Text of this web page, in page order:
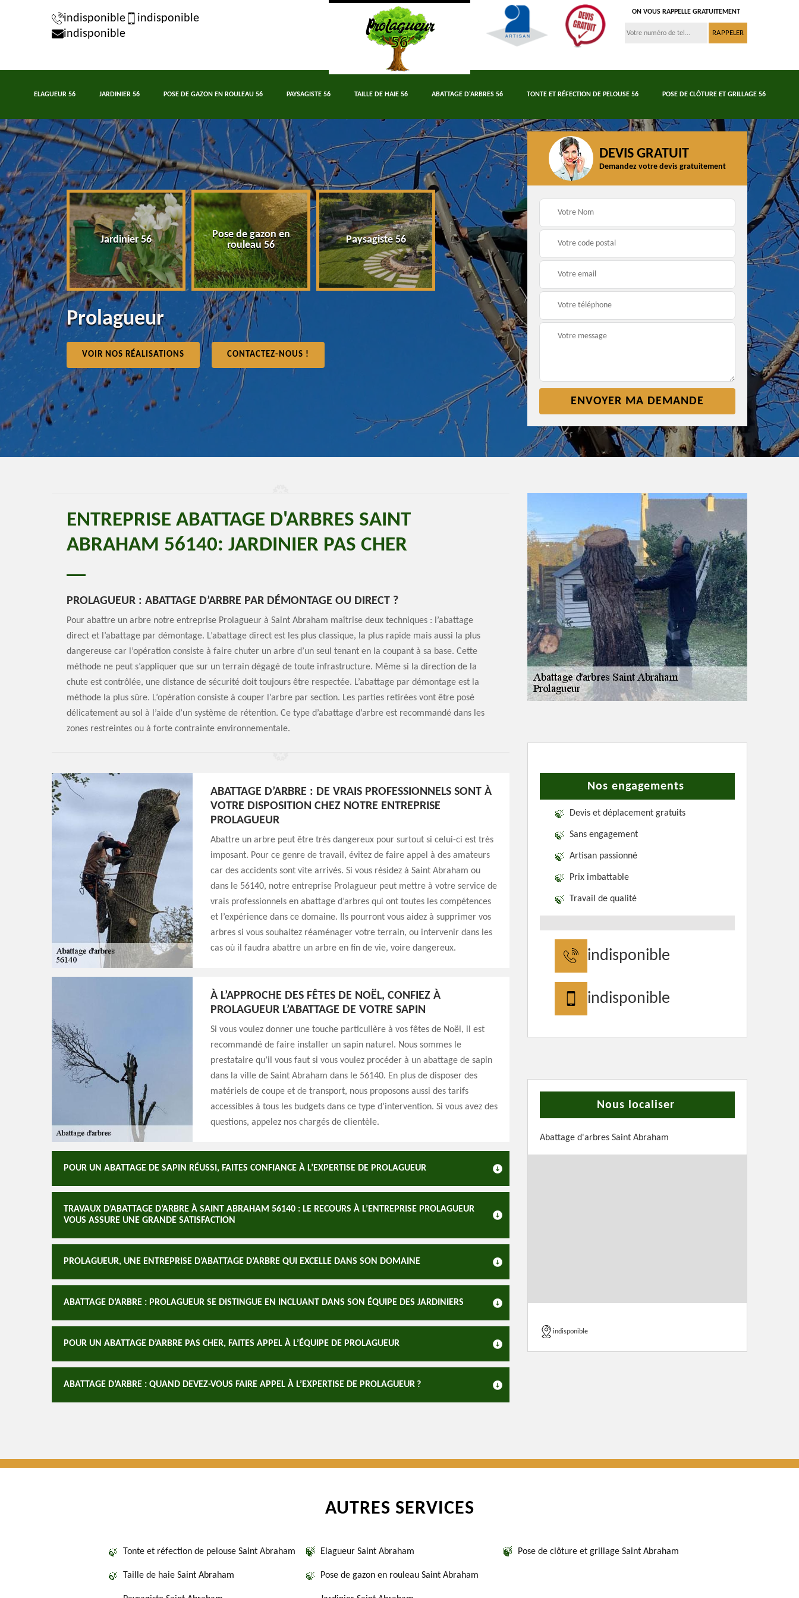
indisponible
indisponible
indisponible
ON VOUS RAPPELLE GRATUITEMENT
ELAGUEUR 56 JARDINIER 56 POSE DE GAZON EN ROULEAU 56 PAYSAGISTE 56 TAILLE DE HAIE 56 ABATTAGE D'ARBRES 56 TONTE ET RÉFECTION DE PELOUSE 56 POSE DE CLÔTURE ET GRILLAGE 56
56 Jardinier 56
Pose de gazon en
rouleau 56
Paysagiste 56 Taille de haie 56 Abattage d'arbres 56
Tonte et réfection de
pelouse 56
Prolagueur
VOIR NOS RÉALISATIONS CONTACTEZ-NOUS !
DEVIS GRATUIT
Demandez votre devis gratuitement
ENTREPRISE ABATTAGE D'ARBRES SAINT
ABRAHAM 56140: JARDINIER PAS CHER
PROLAGUEUR : ABATTAGE D’ARBRE PAR DÉMONTAGE OU DIRECT ?
Pour abattre un arbre notre entreprise Prolagueur à Saint Abraham maîtrise deux techniques : l’abattage
direct et l’abattage par démontage. L’abattage direct est les plus classique, la plus rapide mais aussi la plus
dangereuse car l’opération consiste à faire chuter un arbre d’un seul tenant en la coupant à sa base. Cette
méthode ne peut s’appliquer que sur un terrain dégagé de toute infrastructure. Même si la direction de la
chute est contrôlée, une distance de sécurité doit toujours être respectée. L’abattage par démontage est la
méthode la plus sûre. L’opération consiste à couper l’arbre par section. Les parties retirées vont être posé
délicatement au sol à l’aide d’un système de rétention. Ce type d’abattage d’arbre est recommandé dans les
zones restreintes ou à forte contrainte environnementale.
ABATTAGE D’ARBRE : DE VRAIS PROFESSIONNELS SONT À
VOTRE DISPOSITION CHEZ NOTRE ENTREPRISE
PROLAGUEUR
Abattre un arbre peut être très dangereux pour surtout si celui-ci est très
imposant. Pour ce genre de travail, évitez de faire appel à des amateurs
car des accidents sont vite arrivés. Si vous résidez à Saint Abraham ou
dans le 56140, notre entreprise Prolagueur peut mettre à votre service de
vrais professionnels en abattage d’arbres qui ont toutes les compétences
et l’expérience dans ce domaine. Ils pourront vous aidez à supprimer vos
arbres si vous souhaitez réaménager votre terrain, ou intervenir dans les
cas où il faudra abattre un arbre en fin de vie, voire dangereux.
À L’APPROCHE DES FÊTES DE NOËL, CONFIEZ À
PROLAGUEUR L’ABATTAGE DE VOTRE SAPIN
Si vous voulez donner une touche particulière à vos fêtes de Noël, il est
recommandé de faire installer un sapin naturel. Nous sommes le
prestataire qu’il vous faut si vous voulez procéder à un abattage de sapin
dans la ville de Saint Abraham dans le 56140. En plus de disposer des
matériels de coupe et de transport, nous proposons aussi des tarifs
accessibles à tous les budgets dans ce type d’intervention. Si vous avez des
questions, appelez nos chargés de clientèle.
POUR UN ABATTAGE DE SAPIN RÉUSSI, FAITES CONFIANCE À L’EXPERTISE DE PROLAGUEUR
TRAVAUX D’ABATTAGE D’ARBRE À SAINT ABRAHAM 56140 : LE RECOURS À L’ENTREPRISE PROLAGUEUR
VOUS ASSURE UNE GRANDE SATISFACTION
PROLAGUEUR, UNE ENTREPRISE D’ABATTAGE D’ARBRE QUI EXCELLE DANS SON DOMAINE
ABATTAGE D’ARBRE : PROLAGUEUR SE DISTINGUE EN INCLUANT DANS SON ÉQUIPE DES JARDINIERS
POUR UN ABATTAGE D’ARBRE PAS CHER, FAITES APPEL À L’ÉQUIPE DE PROLAGUEUR
ABATTAGE D’ARBRE : QUAND DEVEZ-VOUS FAIRE APPEL À L’EXPERTISE DE PROLAGUEUR ?
Nos engagements
Devis et déplacement gratuits
Sans engagement
Artisan passionné
Prix imbattable
Travail de qualité
indisponible
indisponible
Nous localiser
Abattage d'arbres Saint Abraham
indisponible
AUTRES SERVICES
Tonte et réfection de pelouse Saint Abraham
Taille de haie Saint Abraham
Elagueur Saint Abraham
Pose de gazon en rouleau Saint Abraham
Pose de clôture et grillage Saint Abraham